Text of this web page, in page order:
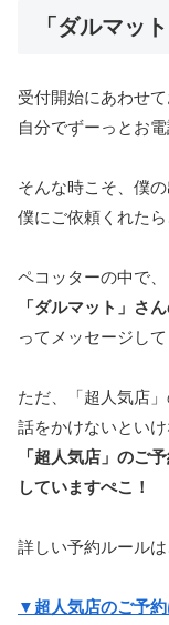
「ダルマッ
受付開始にあわせ
自分でずーっとお
そんな時こそ、僕の
僕にご依頼くれた
ペコッターの中で、
「ダルマット」さ
ってメッセージし
ただ、「超人気店
話をかけないといけ
「超人気店」のご
していますぺこ！
詳しい予約ルール
▼超人気店のご予